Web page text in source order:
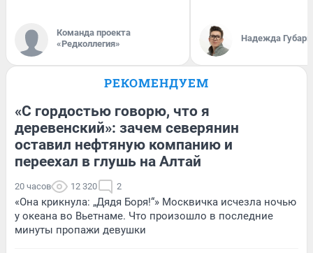
Команда проекта
«Редколлегия»
Надежда Губарь
РЕКОМЕНДУЕМ
«С гордостью говорю, что я
деревенский»: зачем северянин
оставил нефтяную компанию и
переехал в глушь на Алтай
20 часов 12 320 2
«Она крикнула: „Дядя Боря!“» Москвичка исчезла ночью
у океана во Вьетнаме. Что произошло в последние
минуты пропажи девушки